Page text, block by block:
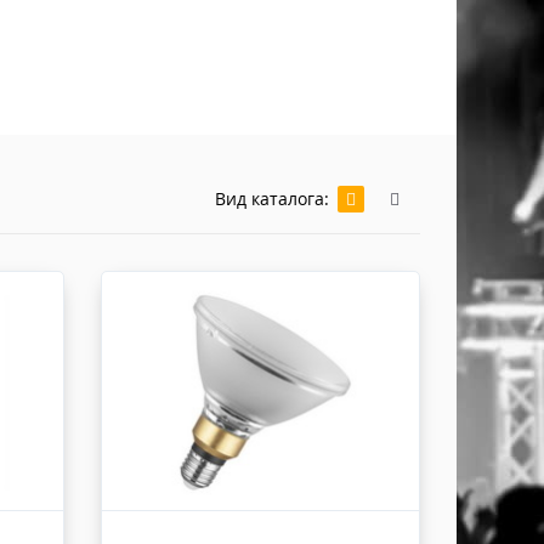
Вид каталога: